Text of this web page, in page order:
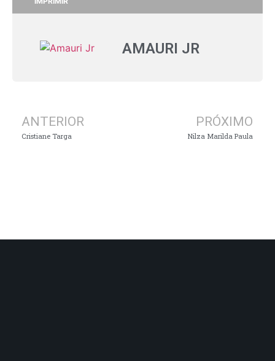
AMAURI JR
ANTERIOR
Cristiane Targa
PRÓXIMO
Nilza Marilda Paula